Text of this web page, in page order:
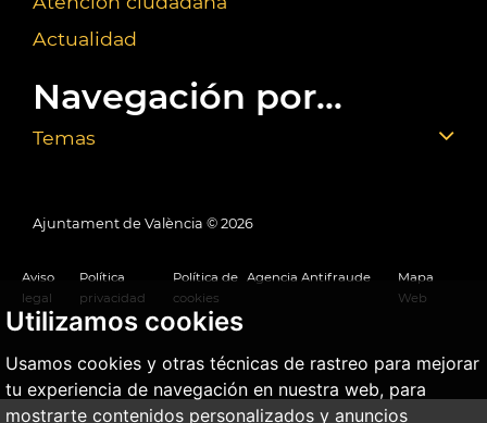
Utilizamos cookies
Usamos cookies y otras técnicas de rastreo para mejorar
tu experiencia de navegación en nuestra web, para
mostrarte contenidos personalizados y anuncios
Actualidad
Navegación por...
Temas
Ajuntament de València © 2026
Aviso
legal
Política
privacidad
Política de
cookies
Agencia Antifraude
Mapa
Web